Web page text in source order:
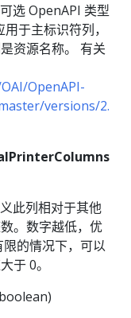
选 OpenAPI 类型
于主标识符列，
资源名称。 有关
OpenAPI-
versions/2.
此列相对于其他
。数字越低，优
的情况下，可以
于 0。